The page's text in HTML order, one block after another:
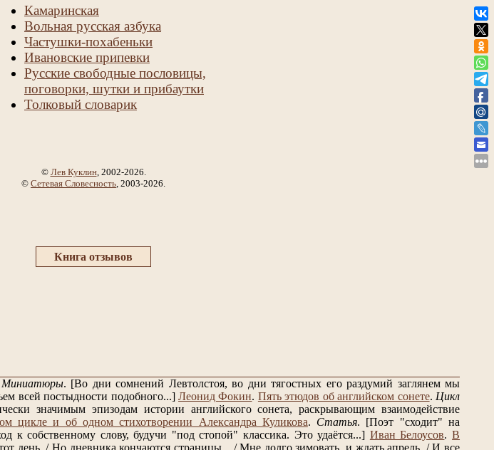
Камаринская
Вольная русская азбука
Частушки-похабеньки
Ивановские припевки
Русские свободные пословицы,
поговорки, шутки и прибаутки
Толковый словарик
© Лев Куклин, 2002-2026.
© Сетевая Словесность , 2003-2026.
Книга отзывов
Миниатюры. [Во дни сомнений Левтолстоя, во дни тягостных его раздумий заглянем мы
всей постыдности подобного...] Леонид Фокин. Пять этюдов об английском сонете. Цикл
значимым эпизодам истории английского сонета, раскрывающим взаимодействие
цикле и об одном стихотворении Александра Куликова. Статья. [Поэт "сходит" на
к собственному слову, будучи "под стопой" классика. Это удаётся...] Иван Белоусов.В
день, / Но дневника кончаются страницы... / Мне долго зимовать, и ждать апрель. / И все